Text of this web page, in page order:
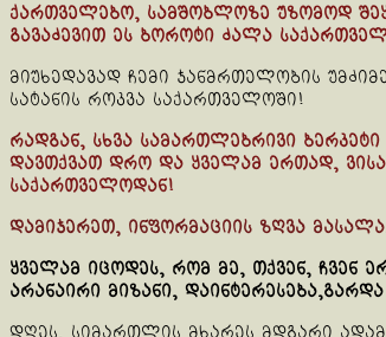
ქართველებო, სამშობლოზე უზომოდ
გავაძევით ეს ბოროტი ძალა
მიუხედავად ჩემი ჯანმრთელობის
სატანის როკვა საქართველოში!
რადგან, სხვა სამართლებრივი
დავთქვათ დრო და ყველამ ერთად,
საქართველოდან!
დამიჯერეთ, ინფორმაციის ზღვა
ყველამ იცოდეს, რომ მე, თქვენ, ჩვენ
არანაირი მიზანი,